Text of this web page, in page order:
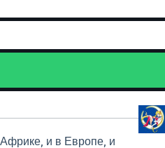
и в Европе, и